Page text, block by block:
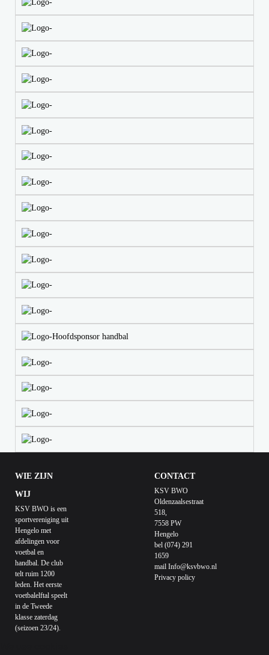
WIE ZIJN
WIJ
KSV BWO is een
sportvereniging uit
Hengelo met
afdelingen voor
voetbal en
handbal. De club
telt ruim 1200
leden. Het eerste
voetbalelftal speelt
in de Tweede
klasse zaterdag
(seizoen 23/24).
CONTACT
KSV BWO
Oldenzaalsestraat
518,
7558 PW
Hengelo
bel (074) 291
1659
mailInfo@ksvbwo.nl
Privacy policy